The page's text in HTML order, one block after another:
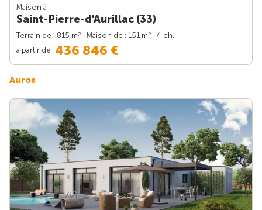
Maison à
Saint-Pierre-d'Aurillac (33)
Terrain de : 815 m2 | Maison de : 151 m2
| 4 ch.
à partir de 436 846 €
Auros